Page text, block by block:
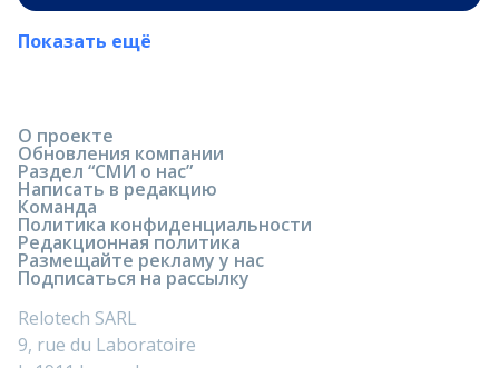
Показать ещё
О проекте
Обновления компании
Раздел “СМИ о нас”
Написать в редакцию
Команда
Политика конфиденциальности
Редакционная политика
Размещайте рекламу у нас
Подписаться на рассылку
Relotech SARL
9, rue du Laboratoire